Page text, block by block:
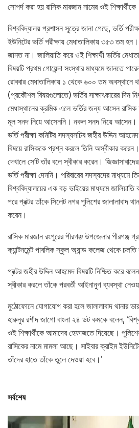
সোপর্দ করা হয় রাসিক মারজান নামের ওই শিক্ষার্থীকে।
বিশ্ববিদ্যালয় প্রশাসন সূত্রে জানা গেছে, ভর্তি
ইউনিটের ভর্তি পরীক্ষায় মেধাতালিকায় ৩৫৩ তম
জানত না। জালিয়াতি করে ওই শিক্ষার্থী ভর্তির
বিষয়টি প্রথম গোয়েন্দা সংস্থার মাধ্যমে জানতে
রোববার মেধাতালিকায় ১ থেকে ৬০০ তম অবস্থানে
(প্রকৌশল বিষয়গুলোতে) ভর্তির সাক্ষাৎকারের দিন
মেধাস্থানের ক্রমিক এলে ভর্তির জন্য আসেন
মূল সনদ নিয়ে আসেননি। নকল সনদ নিয়ে আসেন।
ভর্তি পরীক্ষা কমিটির সদস্যসচিব জহীর উদ্দিন
বিষয়ে রাসিককে প্রশ্ন করলে তিনি অস্বীকার
দেখালে সেটি তাঁর বলে স্বীকার করেন।
ভর্তি পরীক্ষা দেননি। পরিবারের সদস্যদের মাধ্যমে
বিশ্ববিদ্যালয়ের এক বড় ভাইয়ের মাধ্যমে
পরে প্রক্টর তাঁকে সিলেট নগর পুলিশের জালালাবাদ
করেন।
রাসিক মারজান রংপুরের পীরগঞ্জ উপজেলার পীরগঞ্জ
ক্যান্টনমেন্ট পাবলিক স্কুল অ্যান্ড কলেজ থেকে
প্রক্টর জহীর উদ্দিন আহমেদ বিষয়টি নিশ্চিত করে
স্বীকার করলে তাঁকে পরবর্তী আইনানুগ ব্যবস্থা
মুঠোফোনে যোগাযোগ করা হলে জালালাবাদ থানার
হারুনুর রশীদ জাগো বাংলা ২৪ ডট কমকে বলেন,
ওই শিক্ষার্থীকে আমাদের হেফাজতে দিয়েছে।
রাসিকের নামে মামলা আছে। সাইবার ক্রাইম
তাঁদের হাতে তাঁকে তুলে দেওয়া হবে।’
সর্বশেষ